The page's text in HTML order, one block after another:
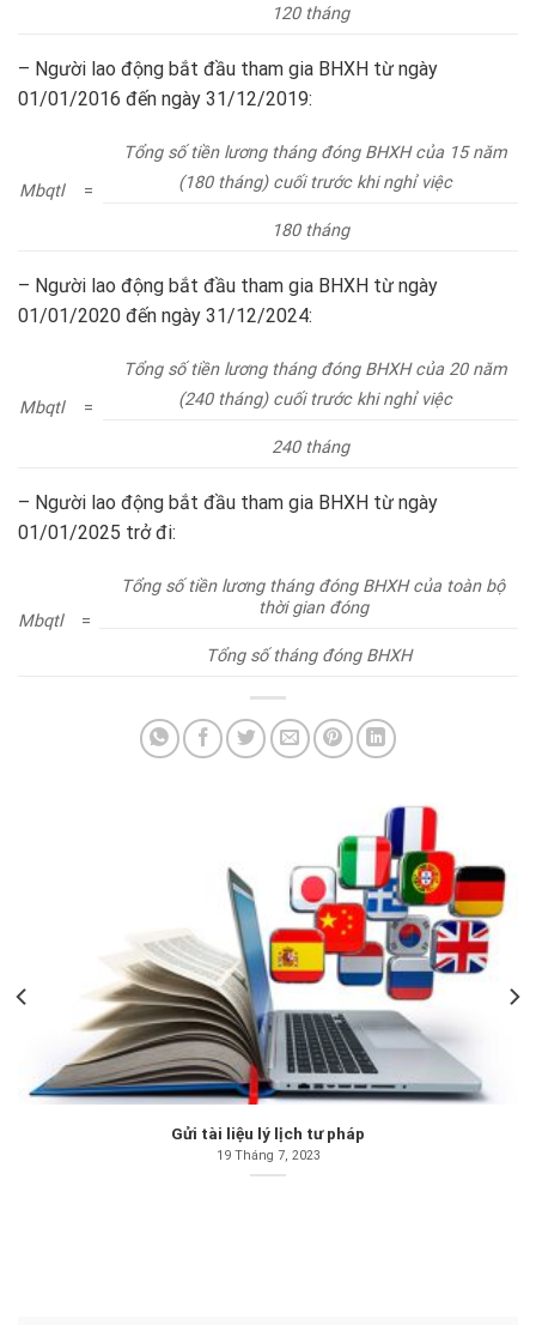
120 tháng
– Người lao động bắt đầu tham gia BHXH từ ngày
01/01/2016 đến ngày 31/12/2019:
Mbqtl =
Tổng số tiền lương tháng đóng BHXH của 15 năm
(180 tháng) cuối trước khi nghỉ việc
180 tháng
– Người lao động bắt đầu tham gia BHXH từ ngày
01/01/2020 đến ngày 31/12/2024:
Mbqtl =
Tổng số tiền lương tháng đóng BHXH của 20 năm
(240 tháng) cuối trước khi nghỉ việc
240 tháng
– Người lao động bắt đầu tham gia BHXH từ ngày
01/01/2025 trở đi:
Mbqtl =
Tổng số tiền lương tháng đóng BHXH của toàn bộ
thời gian đóng
Tổng số tháng đóng BHXH
Gửi tài liệu lý lịch tư pháp
19 Tháng 7, 2023